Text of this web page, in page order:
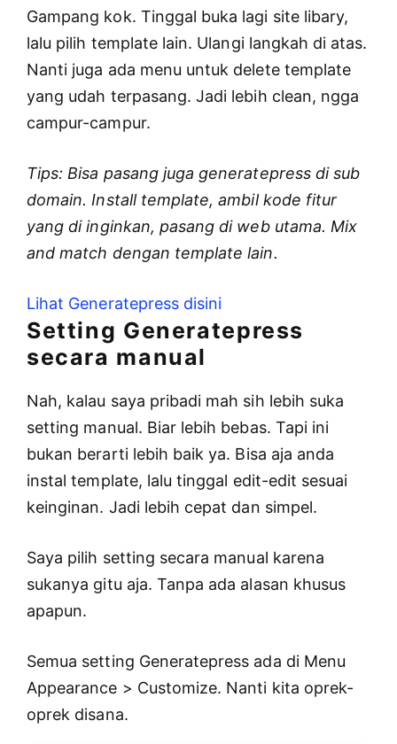
Gampang kok. Tinggal buka lagi site libary,
lalu pilih template lain. Ulangi langkah di atas.
Nanti juga ada menu untuk delete template
yang udah terpasang. Jadi lebih clean, ngga
campur-campur.
Tips: Bisa pasang juga generatepress di sub
domain. Install template, ambil kode fitur
yang di inginkan, pasang di web utama. Mix
and match dengan template lain.
Lihat Generatepress disini
Setting Generatepress
secara manual
Nah, kalau saya pribadi mah sih lebih suka
setting manual. Biar lebih bebas. Tapi ini
bukan berarti lebih baik ya. Bisa aja anda
instal template, lalu tinggal edit-edit sesuai
keinginan. Jadi lebih cepat dan simpel.
Saya pilih setting secara manual karena
sukanya gitu aja. Tanpa ada alasan khusus
apapun.
Semua setting Generatepress ada di Menu
Appearance > Customize. Nanti kita oprek-
oprek disana.